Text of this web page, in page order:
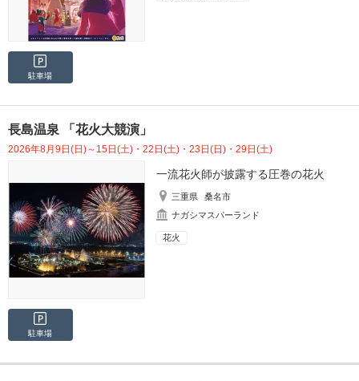
駐車場
長島温泉 「花火大競演」
2026年8月9日(日)～15日(土)・22日(土)・23日(日)・29日(土)
一流花火師が披露する圧巻の花火
三重県
桑名市
ナガシマスパーランド
花火
駐車場